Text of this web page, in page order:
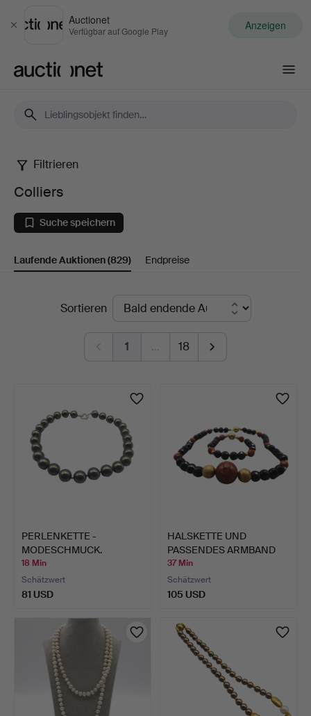
Schließen
Auctionet
Verfügbar auf Google Play Anzeigen
Colliers
Filtrieren
Colliers
Suche speichern
Laufende Auktionen(829) Endpreise
LaufendeSortieren
1 … 18
PERLENKETTE -
MODESCHMUCK.
18 Min
Schätzwert
81 USD
HALSKETTE UND
PASSENDES ARMBAND
VON DER DE…
37 Min
Schätzwert
105 USD